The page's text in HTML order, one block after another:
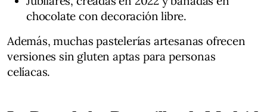
chocolate con decoración libre.
Además, muchas pastelerías artesanas ofrecen
versiones sin gluten aptas para personas
celíacas.